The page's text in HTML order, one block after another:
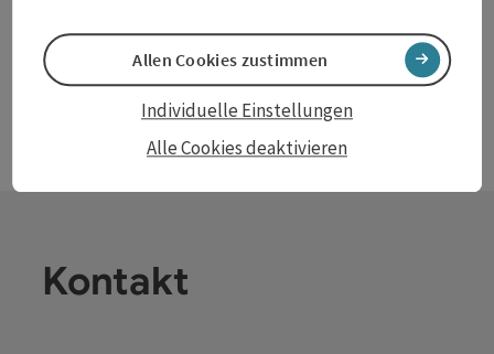
Kontakt
Alle Cookies deaktivieren
Individuelle Einstellungen
Allen Cookies zustimmen